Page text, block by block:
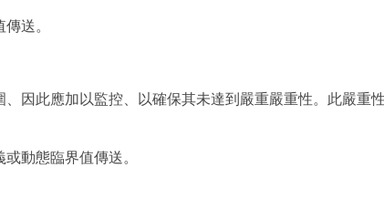
送。
因此應加以監控、以確保其未達到嚴重嚴重性。此嚴重
動態臨界值傳送。